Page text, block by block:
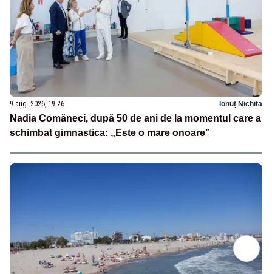
9 aug. 2026, 19:26 Ionuț Nichita
Nadia Comăneci, după 50 de ani de la momentul care a
schimbat gimnastica: „Este o mare onoare”